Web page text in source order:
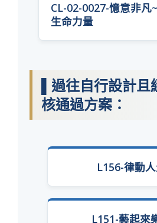
CL-02-0027-憶意非凡
生命力量
▌過往自行設計
核通過方案：
L156-律動
L151-藝起來